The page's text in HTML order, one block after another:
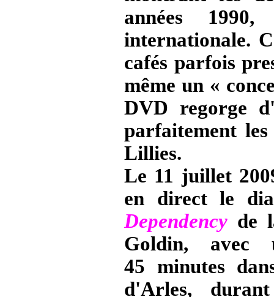
années
internationale.
cafés parfois
même un «
DVD regorge
parfaitement
Lillies.
Le 11 juillet
en direct le
Dependency de
Goldin, avec
45 minutes
d'Arles,